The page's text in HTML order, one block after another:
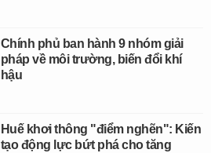
Chính phủ ban hành 9 nhóm giải
pháp về môi trường, biến đổi khí
hậu
Huế khơi thông "điểm nghẽn": Kiến
tạo động lực bứt phá cho tăng